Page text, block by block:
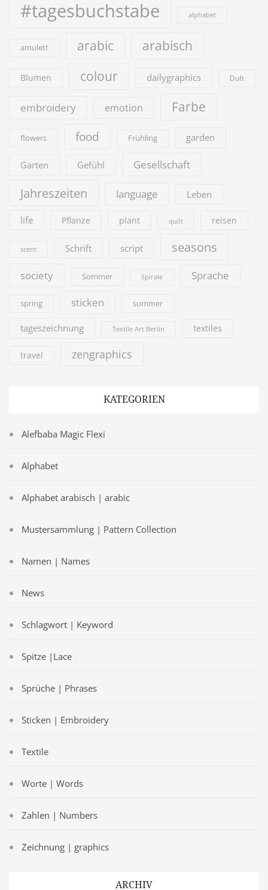
#tagesbuchstabe
alphabet
amulett arabic arabisch
Blumen colour dailygraphics Duft
embroidery emotion Farbe
flowers food Frühling garden
Garten Gefühl Gesellschaft
Jahreszeiten language Leben
life Pflanze plant quilt reisen
scent Schrift script seasons
society Sommer Spirale Sprache
spring sticken summer
tageszeichnung Textile Art Berlin textiles
travel zengraphics
KATEGORIEN
Alefbaba Magic Flexi
Alphabet
Alphabet arabisch | arabic
Mustersammlung | Pattern Collection
Namen | Names
News
Schlagwort | Keyword
Spitze |Lace
Sprüche | Phrases
Sticken | Embroidery
Textile
Worte | Words
Zahlen | Numbers
Zeichnung | graphics
ARCHIV